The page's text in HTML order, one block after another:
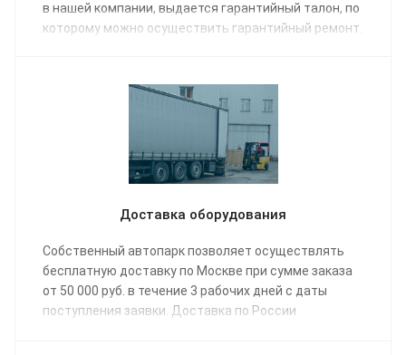
в нашей компании, выдается гарантийный талон, по
которому можно осуществить гарантийный ремонт.
Доставка оборудования
Собственный автопарк позволяет осуществлять
бесплатную доставку по Москве при сумме заказа
от 50 000 руб. в течение 3 рабочих дней с даты
поступления заявки. Доставка по России